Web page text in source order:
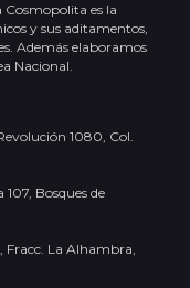
es la
y sus aditamentos,
Además elaboramos
Nacional.
1080, Col.
Bosques de
Fracc. La Alhambra,